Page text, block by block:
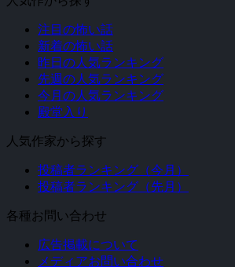
注目の怖い話
新着の怖い話
昨日の人気ランキング
先週の人気ランキング
今月の人気ランキング
殿堂入り
人気作家から探す
投稿者ランキング（今月）
投稿者ランキング（先月）
各種お問い合わせ
広告掲載について
メディアお問い合わせ